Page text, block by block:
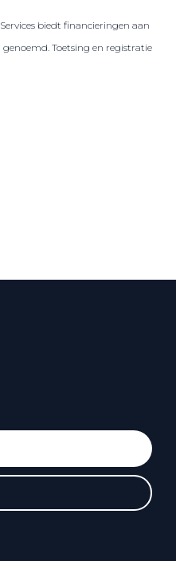
biedt financieringen aan
Toetsing en registratie